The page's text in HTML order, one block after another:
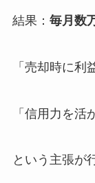
結果： 毎月数
「売却時に利
「信用力を活
という主張が